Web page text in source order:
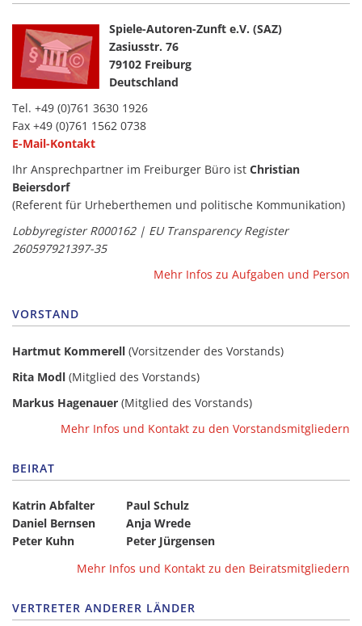
Spiele-Autoren-Zunft e.V. (SAZ)
Zasiusstr. 76
79102 Freiburg
Deutschland
Tel. +49 (0)761 3630 1926
Fax +49 (0)761 1562 0738
E-Mail-Kontakt
Ihr Ansprechpartner im Freiburger Büro ist Christian
Beiersdorf
(Referent für Urheberthemen und politische Kommunikation)
Lobbyregister R000162 | EU Transparency Register
260597921397-35
Mehr Infos zu Aufgaben und Person
VORSTAND
Hartmut Kommerell (Vorsitzender des Vorstands)
Rita Modl (Mitglied des Vorstands)
Markus Hagenauer (Mitglied des Vorstands)
Mehr Infos und Kontakt zu den Vorstandsmitgliedern
BEIRAT
Katrin Abfalter
Paul Schulz
Daniel Bernsen
Anja Wrede
Peter Kuhn
Peter Jürgensen
Mehr Infos und Kontakt zu den Beiratsmitgliedern
VERTRETER ANDERER LÄNDER